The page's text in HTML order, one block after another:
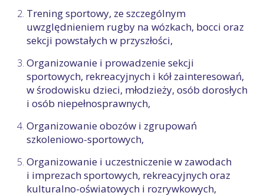
Trening sportowy, ze szczególnym
uwzględnieniem rugby na wózkach, bocci oraz
sekcji powstałych w przyszłości,
Organizowanie i prowadzenie sekcji
sportowych, rekreacyjnych i kół zainteresowań,
w środowisku dzieci, młodzieży, osób dorosłych
i osób niepełnosprawnych,
Organizowanie obozów i zgrupowań
szkoleniowo-sportowych,
Organizowanie i uczestniczenie w zawodach
i imprezach sportowych, rekreacyjnych oraz
kulturalno-oświatowych i rozrywkowych,